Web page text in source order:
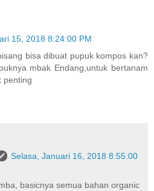
15, 2018 8:24:00 PM
bisa dibuat pupuk kompos kan?
mbak Endang,untuk bertanam
penting
Selasa, Januari 16, 2018 8:55:00
basicnya semua bahan organic